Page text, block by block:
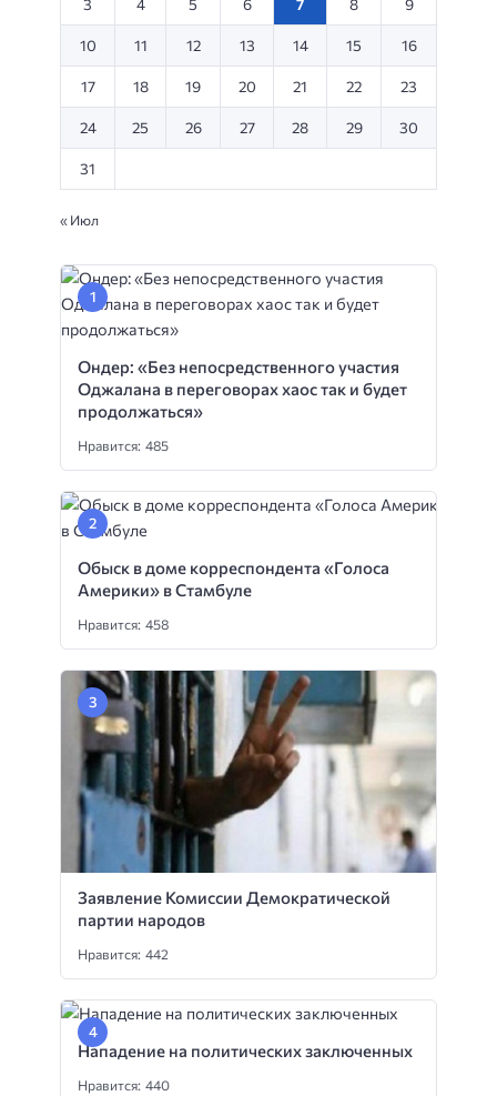
10 11 12 13 14 15 16
17 18 19 20 21 22 23
24 25 26 27 28 29 30
31
« Июл
Ондер: «Без непосредственного участия
Оджалана в переговорах хаос так и будет
продолжаться»
Нравится: 485
Обыск в доме корреспондента «Голоса
Америки» в Стамбуле
Нравится: 458
Заявление Комиссии Демократической
партии народов
Нравится: 442
Нападение на политических заключенных
Нравится: 440